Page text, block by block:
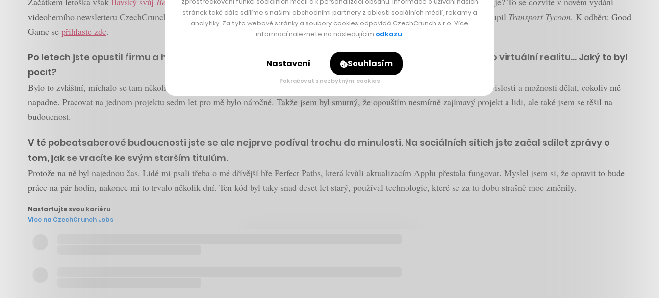
videoherního newsletteru CzechCrunche s názvem Good Game. A taky třeba to, jak se daří v herní branži Microsoftu nebo kdo koupil Transport Tycoon. K odběru Good
Game se přihlaste zde.
Po letech jste opustil firmu a hru, která dosahovala na miliardové tržby a stala se největším hitem pro virtuální realitu… Jaký to byl
pocit?
Bylo to zvláštní, míchalo se tam několik emocí. Na jedné straně konec relativně dlouhé životní etapy, na druhé začátek úplné nezávislosti a možnosti dělat, cokoliv mě
napadne. Pracovat na jednom projektu sedm let pro mě bylo náročné. Takže jsem byl smutný, že opouštím nesmírně zajímavý projekt a lidi, ale také jsem se těšil na
budoucnost.
V té pobeatsaberové budoucnosti jste se ale nejprve podíval trochu do minulosti. Na sociálních sítích jste začal sdílet zprávy o
tom, jak se vracíte ke svým starším titulům.
Protože na ně byl najednou čas. Lidé mi psali třeba o mé dřívější hře Perfect Paths, která kvůli aktualizacím Applu přestala fungovat. Myslel jsem si, že opravit to bude
práce na pár hodin, nakonec mi to trvalo několik dní. Ten kód byl taky snad deset let starý, používal technologie, které se za tu dobu strašně moc změnily.
Nastartujte svou kariéru
Více na CzechCrunch Jobs
stránek také dále sdílíme s našimi obchodními partnery z oblasti sociálních médií, reklamy a
analytiky. Za tyto webové stránky a soubory cookies odpovídá CzechCrunch s.r.o. Více
informací naleznete na následujícím odkazu.
Nastavení Souhlasím
Pokračovat s nezbytnými cookies